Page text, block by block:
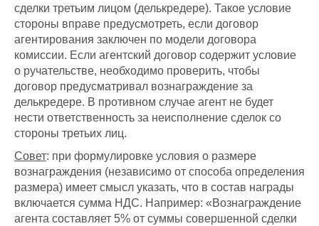
сделки третьим лицом (делькредере). Такое условие
стороны вправе предусмотреть, если договор
агентирования заключен по модели договора
комиссии. Если агентский договор содержит условие
о ручательстве, необходимо проверить, чтобы
договор предусматривал вознаграждение за
делькредере. В противном случае агент не будет
нести ответственность за неисполнение сделок со
стороны третьих лиц.
Совет: при формулировке условия о размере
вознаграждения (независимо от способа определения
размера) имеет смысл указать, что в состав награды
включается сумма НДС. Например: «Вознаграждение
агента составляет 5% от суммы совершенной сделки